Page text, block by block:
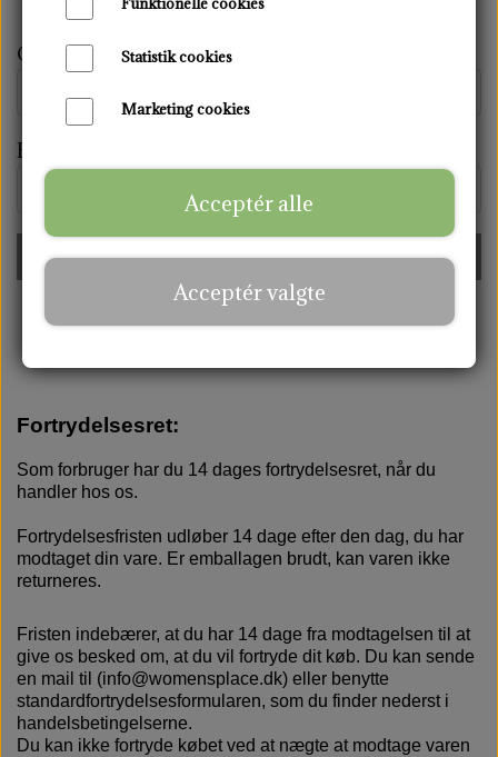
MENSTRUATIONSDISK
AMMEINDLÆG
TOTE BAGS
KONTAKT
Ordrenummer *
E-mail *
Fortsæt
Fortrydelsesret:
Som forbruger har du 14 dages fortrydelsesret, når du
handler hos os.
Fortrydelsesfristen udløber 14 dage efter den dag, du har
modtaget din vare. Er emballagen brudt, kan varen ikke
returneres.
Fristen indebærer, at du har 14 dage fra modtagelsen til at
give os besked om, at du vil fortryde dit køb. Du kan sende
en mail til (info@womensplace.dk) eller benytte
standardfortrydelsesformularen, som du finder nederst i
handelsbetingelserne.
Du kan ikke fortryde købet ved at nægte at modtage varen
Statistik cookies
Marketing cookies
Acceptér alle
Acceptér valgte